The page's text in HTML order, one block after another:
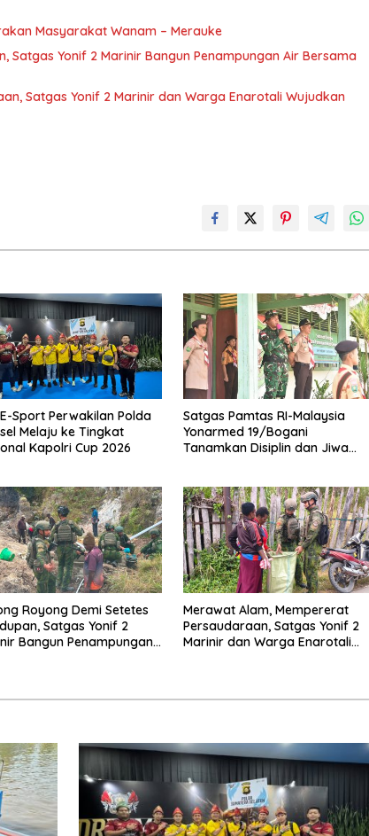
Masyarakat Wanam – Merauke
Satgas Yonif 2 Marinir Bangun Penampungan Air Bersama
Satgas Yonif 2 Marinir dan Warga Enarotali Wujudkan
Sport Perwakilan Polda
Melaju ke Tingkat
Kapolri Cup 2026
Satgas Pamtas RI-Malaysia
Yonarmed 19/Bogani
Tanamkan Disiplin dan Jiwa
Royong Demi Setetes
Satgas Yonif 2
Bangun Penampungan
Merawat Alam, Mempererat
Persaudaraan, Satgas Yonif 2
Marinir dan Warga Enarotali